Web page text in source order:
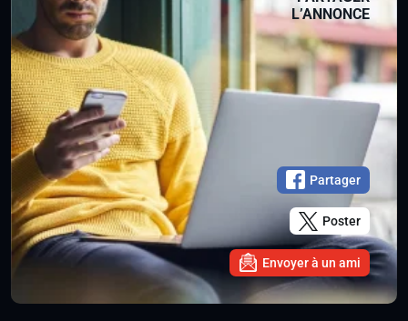
L’ANNONCE
Partager
Poster
Envoyer à un ami